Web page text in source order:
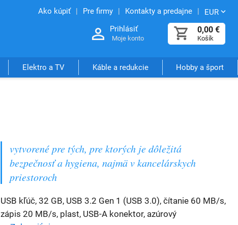
Ako kúpiť Pre firmy Kontakty a predajne EUR
0,00 €
Košík
Prihlásiť
Moje konto
Elektro a TV Káble a redukcie Hobby a šport
vytvorené pre tých, pre ktorých je dôležitá
bezpečnosť a hygiena, najmä v kancelárskych
priestoroch
USB kľúč, 32 GB, USB 3.2 Gen 1 (USB 3.0), čítanie 60 MB/s,
zápis 20 MB/s, plast, USB-A konektor, azúrový